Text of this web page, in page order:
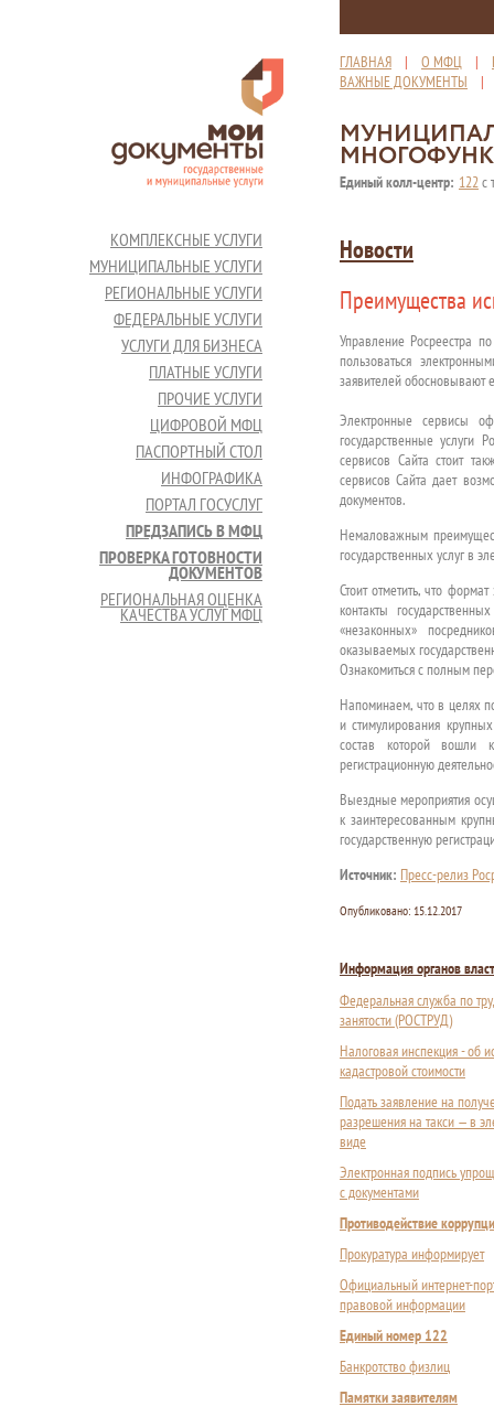
ГЛАВНАЯ | О МФЦ |
ВАЖНЫЕ ДОКУМЕНТЫ
Единый колл-центр: 122с
КОМПЛЕКСНЫЕ УСЛУГИ
МУНИЦИПАЛЬНЫЕ УСЛУГИ
РЕГИОНАЛЬНЫЕ УСЛУГИ
ФЕДЕРАЛЬНЫЕ УСЛУГИ
УСЛУГИ ДЛЯ БИЗНЕСА
ПЛАТНЫЕ УСЛУГИ
ПРОЧИЕ УСЛУГИ
ЦИФРОВОЙ МФЦ
ПАСПОРТНЫЙ СТОЛ
ИНФОГРАФИКА
ПОРТАЛ ГОСУСЛУГ
ПРЕДЗАПИСЬ В МФЦ
ПРОВЕРКА ГОТОВНОСТИ
ДОКУМЕНТОВ
РЕГИОНАЛЬНАЯ ОЦЕНКА
КАЧЕСТВА УСЛУГ МФЦ
Новости
Преимущества
Управление Росреестра
пользоваться
заявителей обосновывают
Электронные сервисы
государственные услуги
сервисов Сайта стоит
сервисов Сайта дает
документов.
Немаловажным
государственных услуг в
Стоит отметить, что
контакты
«незаконных»
оказываемых
Ознакомиться с полным
Напоминаем, что в целях
и стимулирования
состав которой вошли
регистрационную
Выездные мероприятия
к заинтересованным
государственную
Источник: Пресс-релиз
Опубликовано: 15.12.2017
Информация органов
Федеральная служба по
занятости (РОСТРУД)
Налоговая инспекция - об
кадастровой стоимости
Подать заявление на
разрешения на такси — в
виде
Электронная подпись
с документами
Противодействие
Прокуратура информирует
Официальный интернет-
правовой информации
Единый номер 122
Банкротство физлиц
Памятки заявителям